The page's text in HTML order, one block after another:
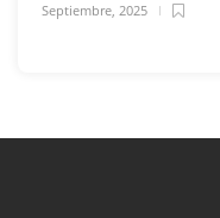
Septiembre, 2025